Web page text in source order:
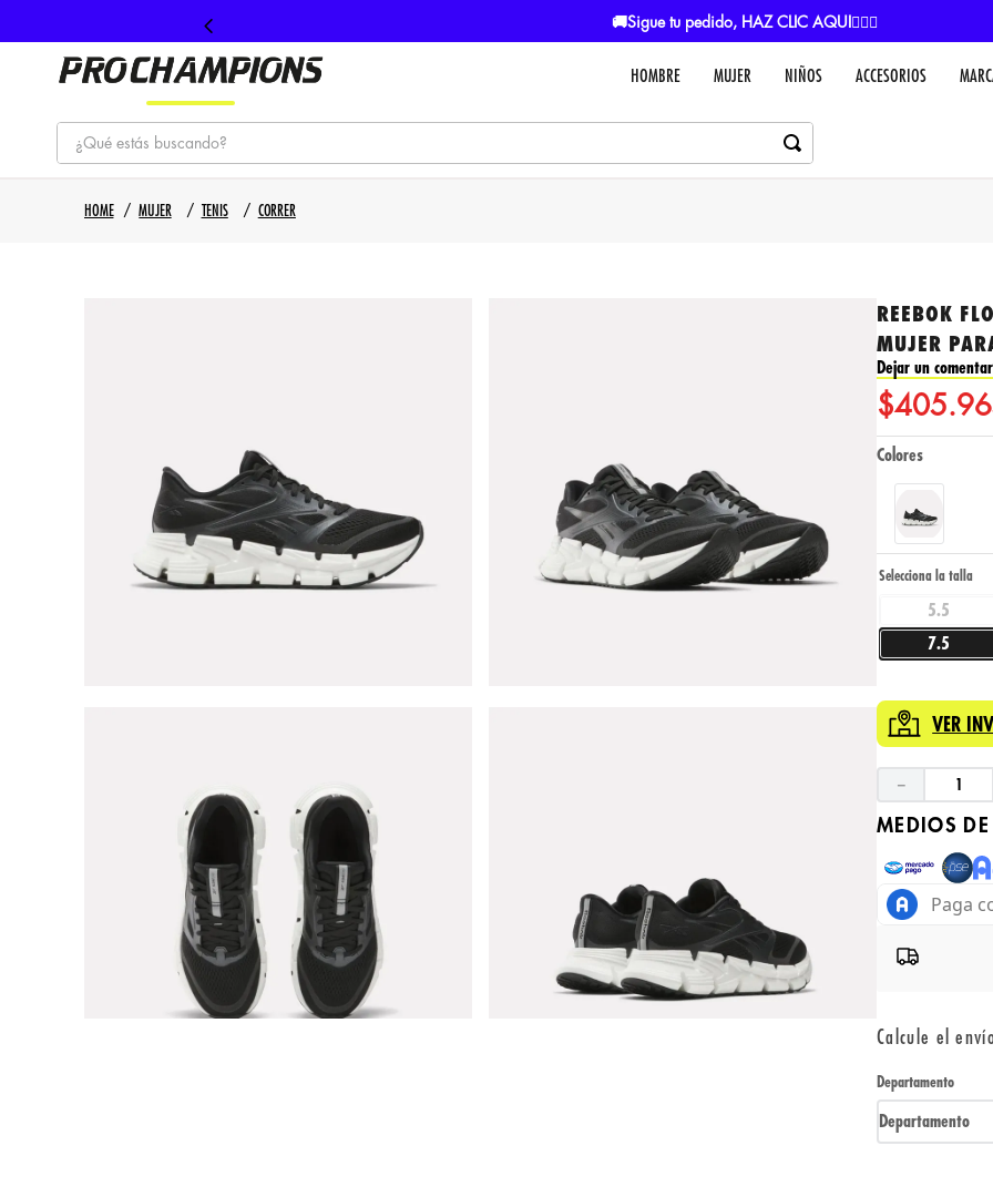
🚚Sigue tu pedido, HAZ CLIC AQUI👈🏼🚚
HOMBRE MUJER NIÑOS ACCESORIOS
¿Qué estás buscando?
1. tenis
MUJER TENIS CORRER
REEBOK
MUJER
Dejar un
$405.
Colores
5.5
7.5
VER
－
MEDIOS
Calcule el
Departamento
Departamento